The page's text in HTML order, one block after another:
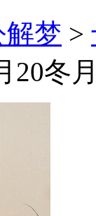
解梦 >
20冬